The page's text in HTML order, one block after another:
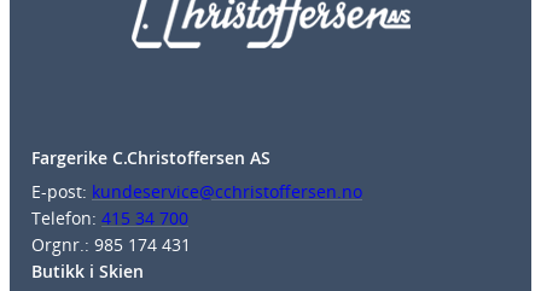
Fargerike C.Christoffersen AS
E-post: kundeservice@cchristoffersen.no
Telefon: 415 34 700
Orgnr.: 985 174 431
Butikk i Skien